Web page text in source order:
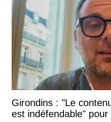
Girondins : "Le
est indéfendable"